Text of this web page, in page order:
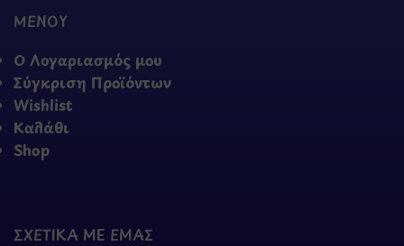
ΜΕΝΟΥ
Ο Λογαριασμός μου
Σύγκριση Προϊόντων
Wishlist
Καλάθι
Shop
ΣΧΕΤΙΚΑ ΜΕ ΕΜΑΣ